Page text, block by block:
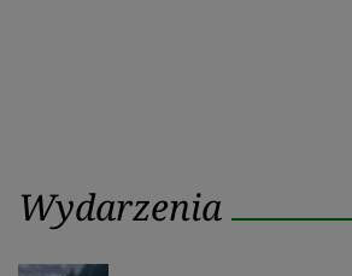
Wydarzenia